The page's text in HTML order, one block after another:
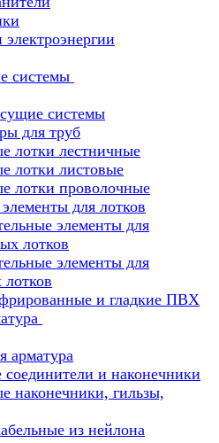
системы
системы
для труб
лотки лестничные
лотки листовые
лотки проволочные
для лотков
элементы для
лотков
элементы для
и гладкие ПВХ
арматура
соединители и наконечники
наконечники, гильзы,
из нейлона